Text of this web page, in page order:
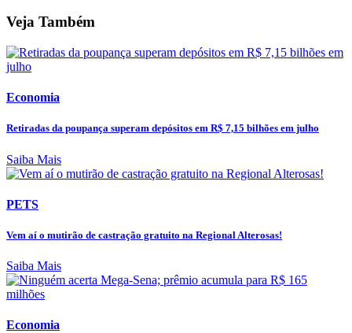
Veja Também
Economia
Retiradas da poupança superam depósitos em R$ 7,15 bilhões em julho
Saiba Mais
PETS
Vem aí o mutirão de castração gratuito na Regional Alterosas!
Saiba Mais
Economia